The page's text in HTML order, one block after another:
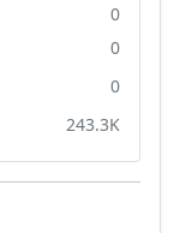
0
0
0
243.3K